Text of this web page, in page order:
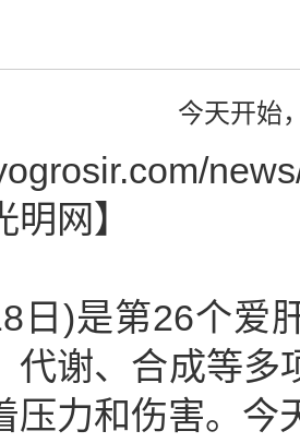
今天开始
明网】
日)是第26个爱
代谢、合成等多
压力和伤害。今